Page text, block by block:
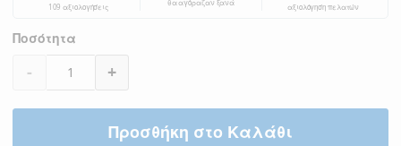
109 αξιολογήσεις θα αγόραζαν ξανά αξιολόγηση πελατών
Ποσότητα
- +
Προσθήκη στο Καλάθι